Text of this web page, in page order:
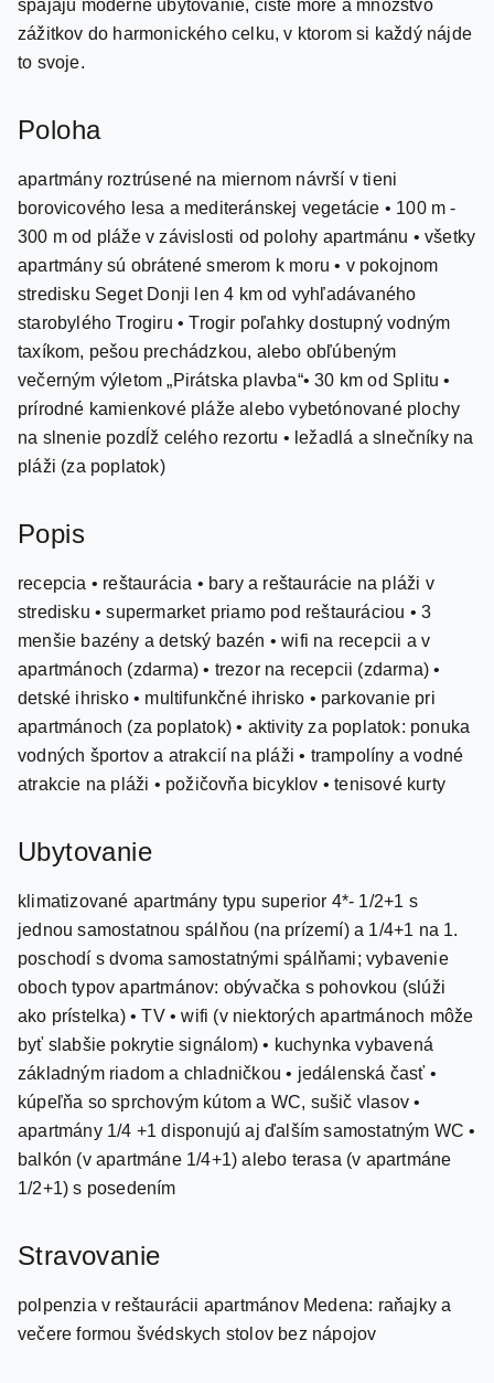
to svoje.
apartmány roztrúsené na miernom návrší v tieni
300 m od pláže v závislosti od polohy apartmánu • všetky
apartmány sú obrátené smerom k moru • v pokojnom
stredisku Seget Donji len 4 km od vyhľadávaného
starobylého Trogiru • Trogir poľahky dostupný vodným
taxíkom, pešou prechádzkou, alebo obľúbeným
večerným výletom „Pirátska plavba“• 30 km od Splitu •
prírodné kamienkové pláže alebo vybetónované plochy
na slnenie pozdĺž celého rezortu • ležadlá a slnečníky na
pláži (za poplatok)
recepcia • reštaurácia • bary a reštaurácie na pláži v
menšie bazény a detský bazén • wifi na recepcii a v
apartmánoch (zdarma) • trezor na recepcii (zdarma) •
detské ihrisko • multifunkčné ihrisko • parkovanie pri
apartmánoch (za poplatok) • aktivity za poplatok: ponuka
vodných športov a atrakcií na pláži • trampolíny a vodné
atrakcie na pláži • požičovňa bicyklov • tenisové kurty
klimatizované apartmány typu superior 4*- 1/2+1 s
poschodí s dvoma samostatnými spálňami; vybavenie
oboch typov apartmánov: obývačka s pohovkou (slúži
ako prístelka) • TV • wifi (v niektorých apartmánoch môže
byť slabšie pokrytie signálom) • kuchynka vybavená
základným riadom a chladničkou • jedálenská časť •
kúpeľňa so sprchovým kútom a WC, sušič vlasov •
apartmány 1/4 +1 disponujú aj ďalším samostatným WC •
balkón (v apartmáne 1/4+1) alebo terasa (v apartmáne
1/2+1) s posedením
polpenzia v reštaurácii apartmánov Medena: raňajky a